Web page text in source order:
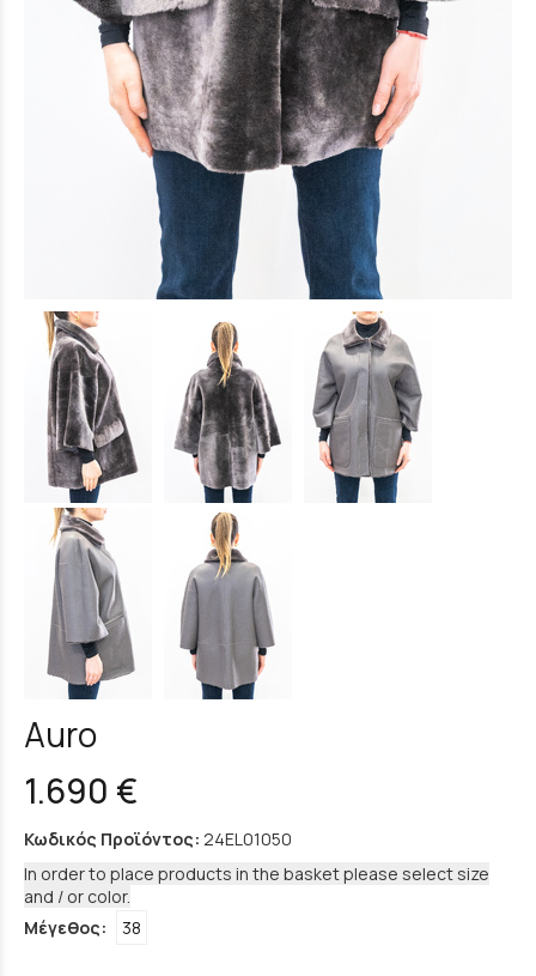
Auro
1.690 €
Κωδικός Προϊόντος: 24EL01050
In order to place products in the basket please select size
and / or color.
Μέγεθος:
38